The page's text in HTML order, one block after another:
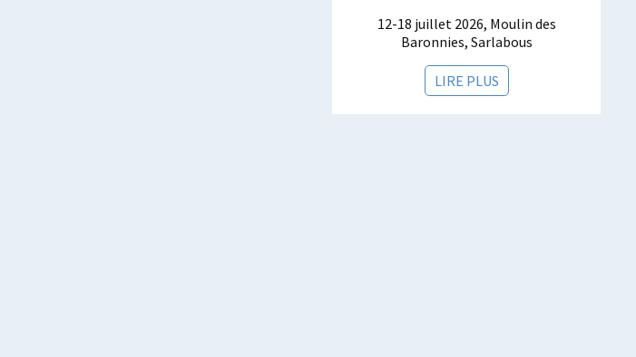
12-18 juillet 2026, Moulin des
Baronnies, Sarlabous
LIRE PLUS